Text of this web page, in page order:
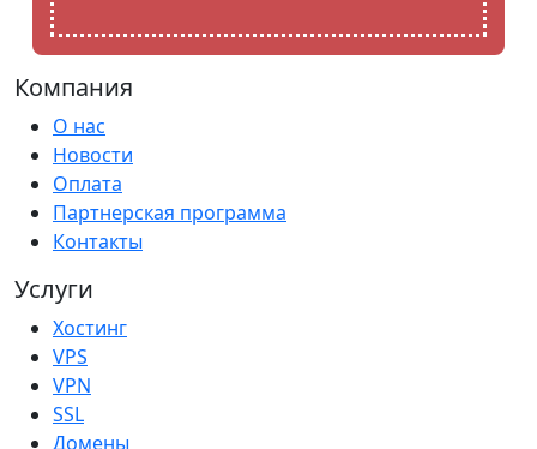
Компания
О нас
Новости
Оплата
Партнерская программа
Контакты
Услуги
Хостинг
VPS
VPN
SSL
Домены